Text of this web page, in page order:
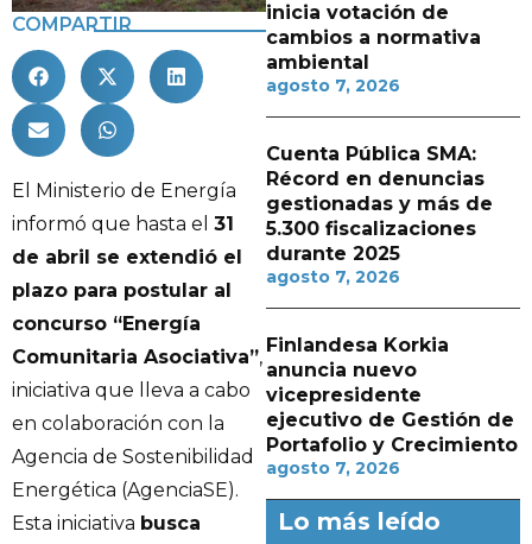
COMPARTIR
El Ministerio de Energía
informó que hasta el 31
de abril se extendió el
plazo para postular al
concurso “Energía
Comunitaria Asociativa”,
iniciativa que lleva a cabo
en colaboración con la
Agencia de Sostenibilidad
Energética (AgenciaSE).
Esta iniciativa busca
inicia votación de
cambios a normativa
ambiental
agosto 7, 2026
Cuenta Pública SMA:
Récord en denuncias
gestionadas y más de
5.300 fiscalizaciones
durante 2025
agosto 7, 2026
Finlandesa Korkia
anuncia nuevo
vicepresidente
ejecutivo de Gestión de
Portafolio y Crecimiento
agosto 7, 2026
Lo más leído